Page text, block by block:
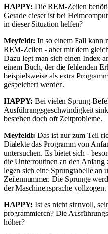
HAPPY: Die REM-Zeilen
Gerade dieser ist bei
in dieser Situation helfen?
Meyfeldt: In so einem Fall kann
REM-Zeilen - aber mit dem
Dazu legt man sich einen Index
einem Buch, der die fehlenden
beispielsweise als extra
gespeichert werden.
HAPPY: Bei vielen Sprung-
Ausführungsgeschwindigkeit
bestehen doch oft Zeitprobleme.
Meyfeldt: Das ist nur zum Teil
Dialekte das Programm von
untersuchen. Es bietet sich -
die Unterroutinen an den Anfang
legen sich eine Sprungtabelle an
Zeilennummer. Die Sprünge
der Maschinensprache vollzogen.
HAPPY: Ist es nicht sinnvoll,
programmieren? Die
höher?